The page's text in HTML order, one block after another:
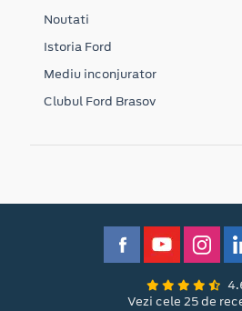
Noutati
Istoria Ford
Mediu inconjurator
Clubul Ford Brasov
Vezi cele 25 de